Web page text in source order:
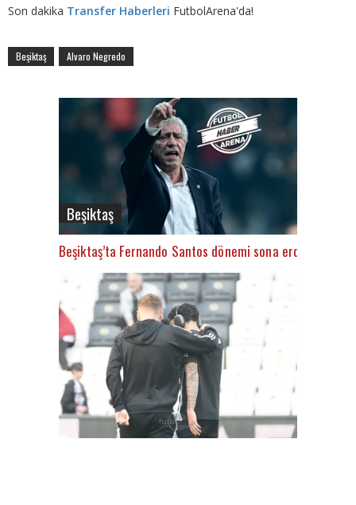
Son dakika Transfer Haberleri FutbolArena'da!
Beşiktaş Alvaro Negredo
Beşiktaş
Beşiktaş’ta Fernando Santos dönemi sona erdi